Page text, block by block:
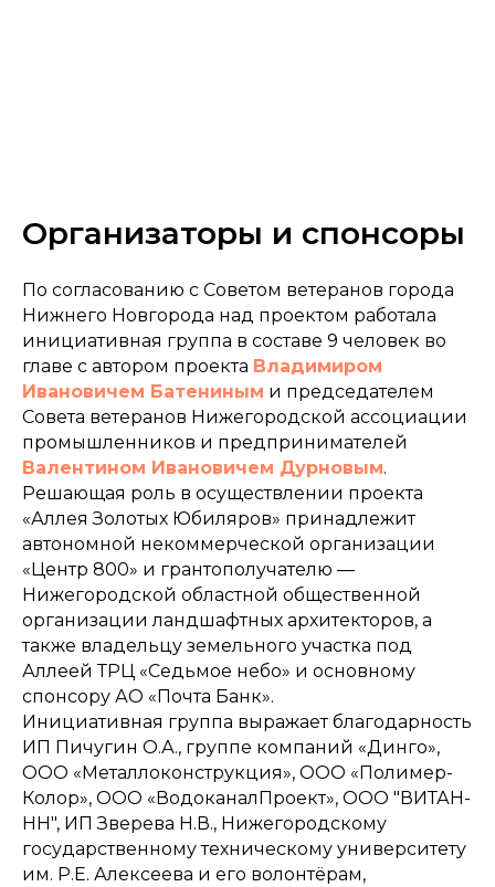
Организаторы и спонсоры
По согласованию с Советом ветеранов города
Нижнего Новгорода над проектом работала
инициативная группа в составе 9 человек во
главе с автором проекта Владимиром
Ивановичем Батениным и председателем
Совета ветеранов Нижегородской ассоциации
промышленников и предпринимателей
Валентином Ивановичем Дурновым.
Решающая роль в осуществлении проекта
«Аллея Золотых Юбиляров» принадлежит
автономной некоммерческой организации
«Центр 800» и грантополучателю —
Нижегородской областной общественной
организации ландшафтных архитекторов, а
также владельцу земельного участка под
Аллеей ТРЦ «Седьмое небо» и основному
спонсору АО «Почта Банк».
Инициативная группа выражает благодарность
ИП Пичугин О.А., группе компаний «Динго»,
ООО «Металлоконструкция», ООО «Полимер-
Колор», ООО «ВодоканалПроект», ООО "ВИТАН-
НН", ИП Зверева Н.В., Нижегородскому
государственному техническому университету
им. Р.Е. Алексеева и его волонтёрам,